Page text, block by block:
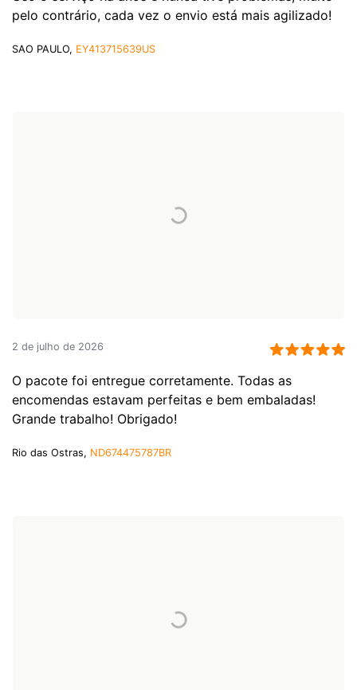
pelo contrário, cada vez o envio está mais agilizado!
SAO PAULO, EY413715639US
2 de julho de 2026
O pacote foi entregue corretamente. Todas as
encomendas estavam perfeitas e bem embaladas!
Grande trabalho! Obrigado!
Rio das Ostras, ND674475787BR